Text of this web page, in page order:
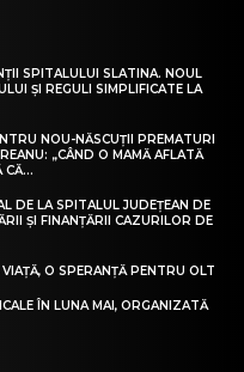
SPITALULUI SLATINA. NOUL
ȘI REGULI SIMPLIFICATE LA
NOU-NĂSCUȚII PREMATURI
„CÂND O MAMĂ AFLATĂ
CĂ...
DE LA SPITALUL JUDEȚEAN DE
ȘI FINANȚĂRII CAZURILOR DE
O SPERANȚĂ PENTRU OLT
ÎN LUNA MAI, ORGANIZATĂ